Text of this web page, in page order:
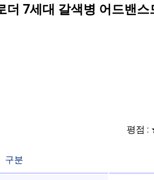
더 7세대 갈색병 어드밴
평점 :
구분